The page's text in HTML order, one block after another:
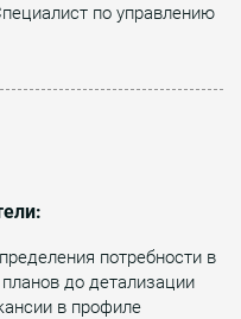
по управлению
потребности в
планов до детализации
в профиле